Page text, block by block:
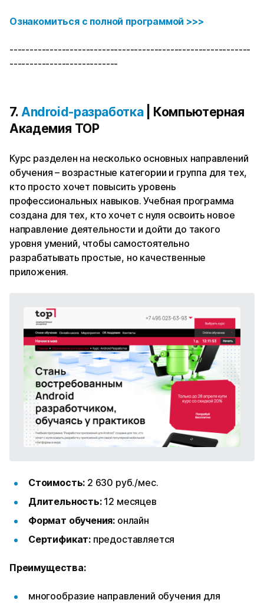
Ознакомиться с полной программой >>>
------------------------------------------------------------
---------------------------
7. Android-разработка| Компьютерная
Академия TOP
Курс разделен на несколько основных направлений
обучения – возрастные категории и группа для тех,
кто просто хочет повысить уровень
профессиональных навыков. Учебная программа
создана для тех, кто хочет с нуля освоить новое
направление деятельности и дойти до такого
уровня умений, чтобы самостоятельно
разрабатывать простые, но качественные
приложения.
Стоимость: 2 630 руб./мес.
Длительность: 12 месяцев
Формат обучения: онлайн
Сертификат: предоставляется
Преимущества:
многообразие направлений обучения для